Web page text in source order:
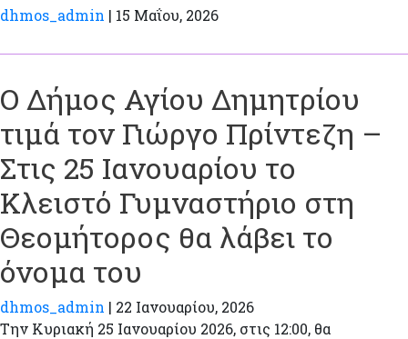
dhmos_admin | 15 Μαΐου, 2026
Ο Δήμος Αγίου Δημητρίου
τιμά τον Γιώργο Πρίντεζη –
Στις 25 Ιανουαρίου το
Κλειστό Γυμναστήριο στη
Θεομήτορος θα λάβει το
όνομα του
dhmos_admin | 22 Ιανουαρίου, 2026
Την Κυριακή 25 Ιανουαρίου 2026, στις 12:00, θα